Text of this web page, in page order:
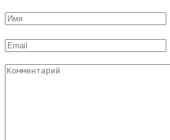
Имя
Email
Комментарий